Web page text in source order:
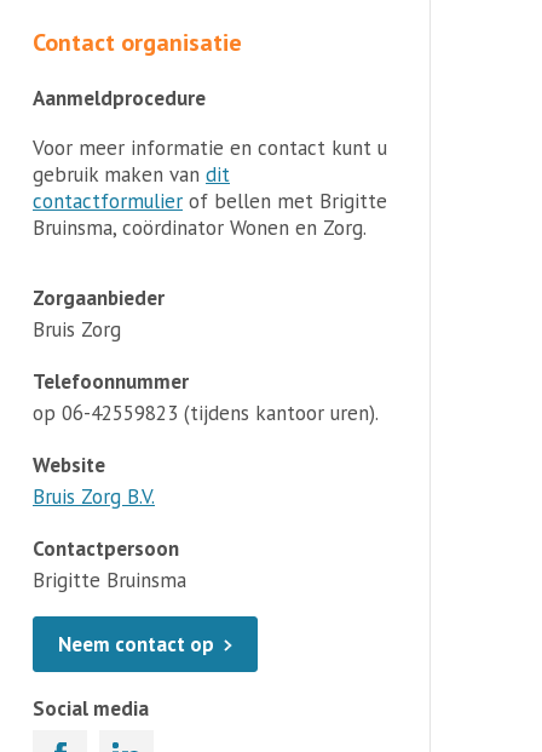
Contact organisatie
Aanmeldprocedure
Voor meer informatie en contact kunt u
gebruik maken van dit
contactformulier of bellen met Brigitte
Bruinsma, coördinator Wonen en Zorg.
Zorgaanbieder
Bruis Zorg
Telefoonnummer
op 06-42559823 (tijdens kantoor uren).
Website
Bruis Zorg B.V.
Contactpersoon
Brigitte Bruinsma
Neem contact op
Social media